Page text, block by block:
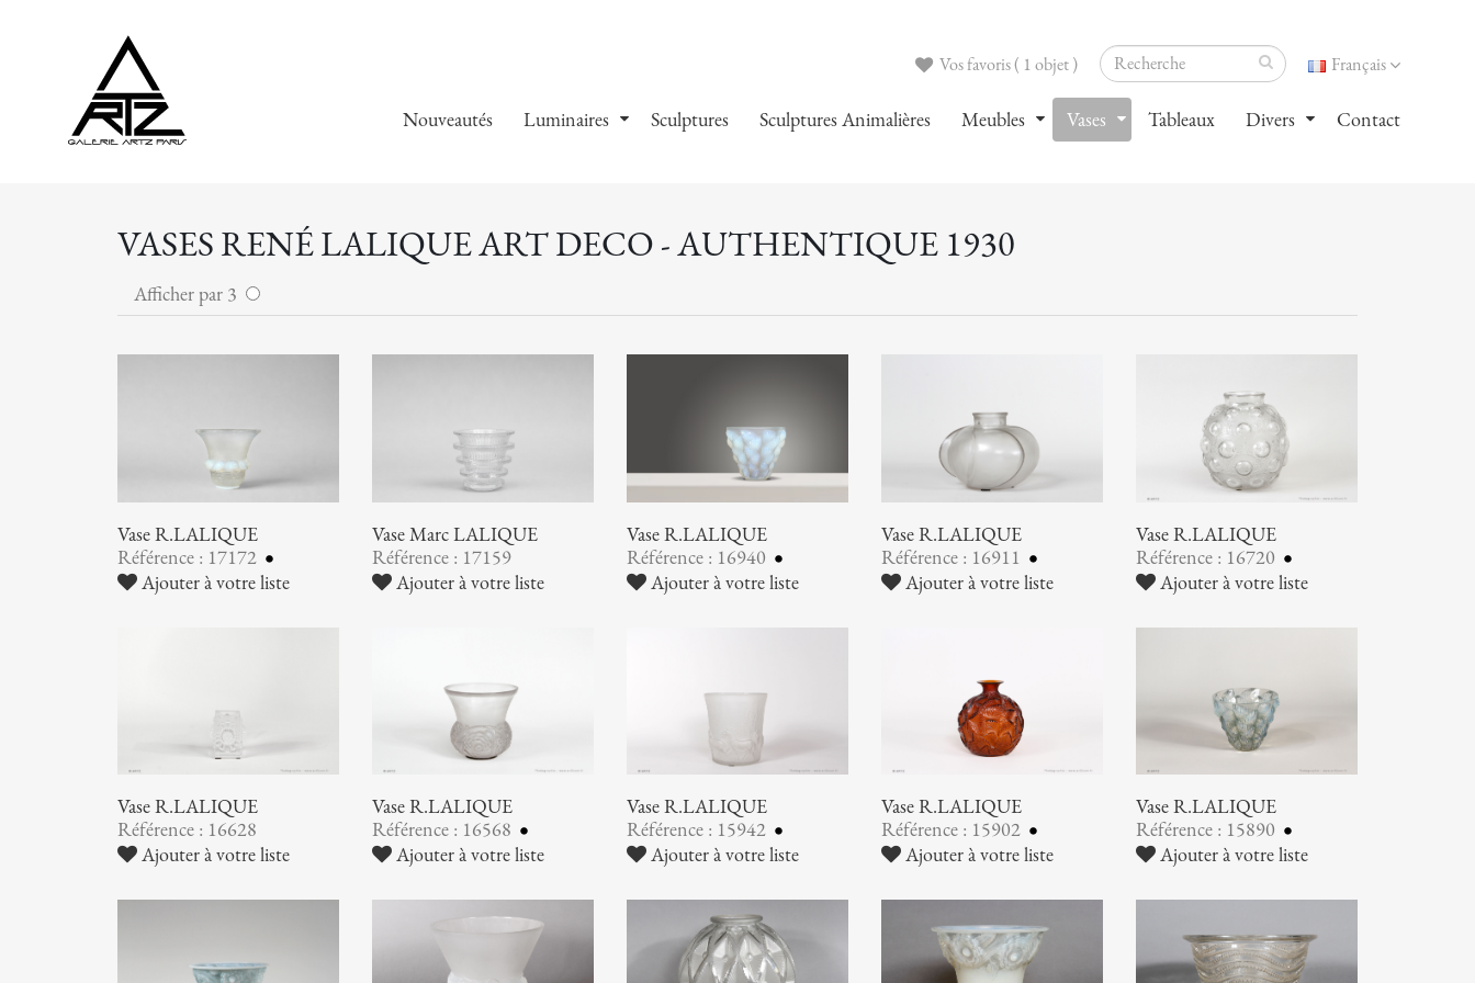
Français
Vos favoris ( 1 objet )
Nouveautés Luminaires Sculptures Sculptures Animalières Meubles Vases Tableaux Divers Contact
VASES RENÉ LALIQUE ART DECO - AUTHENTIQUE 1930
Afficher par 3
Vase R.LALIQUE
Référence : 17172
Ajouter à votre liste
Vase Marc LALIQUE
Référence : 17159
Ajouter à votre liste
Vase R.LALIQUE
Référence : 16940
Ajouter à votre liste
Vase R.LALIQUE
Référence : 16911
Ajouter à votre liste
Vase R.LALIQUE
Référence : 16720
Ajouter à votre liste
Vase R.LALIQUE
Référence : 16628
Ajouter à votre liste
Vase R.LALIQUE
Référence : 16568
Ajouter à votre liste
Vase R.LALIQUE
Référence : 15942
Ajouter à votre liste
Vase R.LALIQUE
Référence : 15902
Ajouter à votre liste
Vase R.LALIQUE
Référence : 15890
Ajouter à votre liste